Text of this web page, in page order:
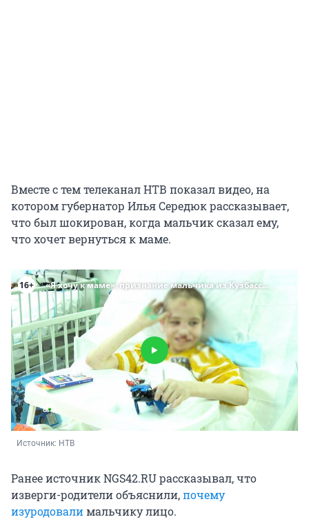
Вместе с тем телеканал НТВ показал видео, на
котором губернатор Илья Середюк рассказывает,
что был шокирован, когда мальчик сказал ему,
что хочет вернуться к маме.
Источник: НТВ
Ранее источник NGS42.RU рассказывал, что
изверги-родители объяснили,почему
изуродовалимальчику лицо.